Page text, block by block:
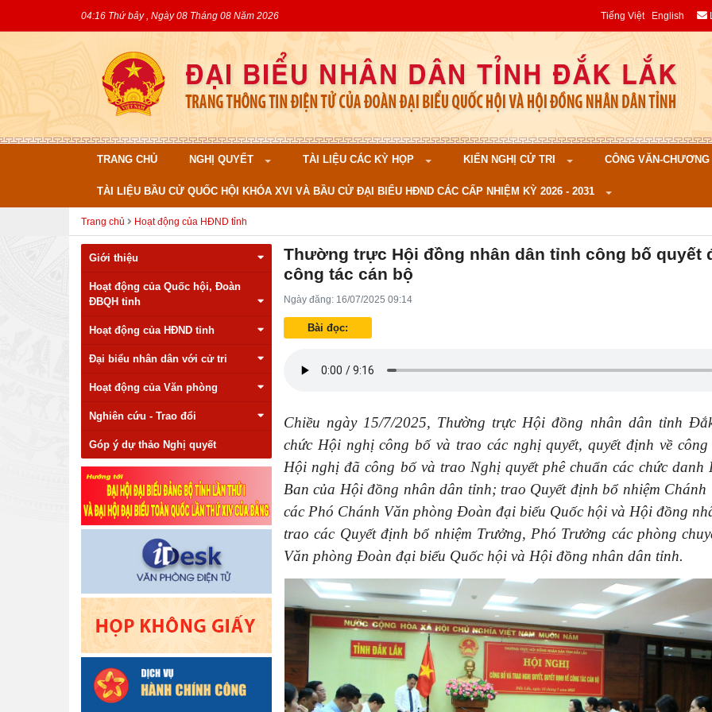
04:16 Thứ bảy , Ngày 08 Tháng 08 Năm 2026 Tiếng Việt English
TRANG CHỦ NGHỊ QUYẾT TÀI LIỆU CÁC KỲ HỌP KIẾN NGHỊ CỬ TRI CÔNG VĂN-
TÀI LIỆU BẦU CỬ QUỐC HỘI KHÓA XVI VÀ BẦU CỬ ĐẠI BIỂU HĐND CÁC CẤP NHIỆM KỲ 2026 - 2031
Trang chủ Hoạt động của HĐND tỉnh
Giới thiệu
Hoạt động của Quốc hội, Đoàn
ĐBQH tỉnh
Hoạt động của HĐND tỉnh
Đại biểu nhân dân với cử tri
Hoạt động của Văn phòng
Nghiên cứu - Trao đổi
Góp ý dự thảo Nghị quyết
Thường trực Hội đồng nhân dân tỉnh công bố quyết
công tác cán bộ
Ngày đăng: 16/07/2025 09:14
Bài đọc:
Chiều ngày 15/7/2025, Thường trực Hội đồng nhân dân tỉnh
chức Hội nghị công bố và trao các nghị quyết, quyết định về công
Hội nghị đã công bố và trao Nghị quyết phê chuẩn các chức danh
Ban của Hội đồng nhân dân tỉnh; trao Quyết định bổ nhiệm Chánh
các Phó Chánh Văn phòng Đoàn đại biểu Quốc hội và Hội đồng
trao các Quyết định bổ nhiệm Trưởng, Phó Trưởng các phòng
Văn phòng Đoàn đại biểu Quốc hội và Hội đồng nhân dân tỉnh.